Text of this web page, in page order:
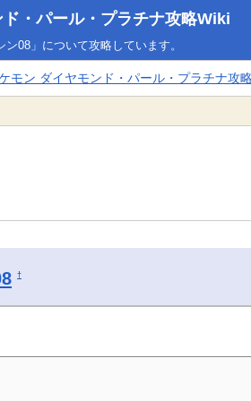
・パール・プラチナ攻略Wiki
08」について攻略しています。
モン ダイヤモンド・パール・プラチナ攻
†